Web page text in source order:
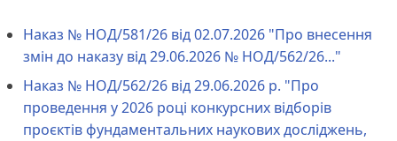
Наказ № НОД/581/26 від 02.07.2026 "Про внесення
змін до наказу від 29.06.2026 № НОД/562/26..."
Наказ № НОД/562/26 від 29.06.2026 р. "Про
проведення у 2026 році конкурсних відборів
проєктів фундаментальних наукових досліджень,